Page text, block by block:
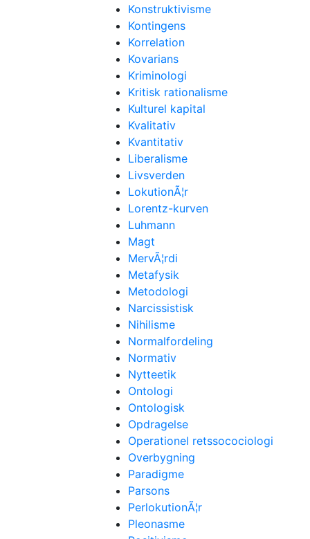
Konstruktivisme
Kontingens
Korrelation
Kovarians
Kriminologi
Kritisk rationalisme
Kulturel kapital
Kvalitativ
Kvantitativ
Liberalisme
Livsverden
LokutionÃ¦r
Lorentz-kurven
Luhmann
Magt
MervÃ¦rdi
Metafysik
Metodologi
Narcissistisk
Nihilisme
Normalfordeling
Normativ
Nytteetik
Ontologi
Ontologisk
Opdragelse
Operationel retssocociologi
Overbygning
Paradigme
Parsons
PerlokutionÃ¦r
Pleonasme